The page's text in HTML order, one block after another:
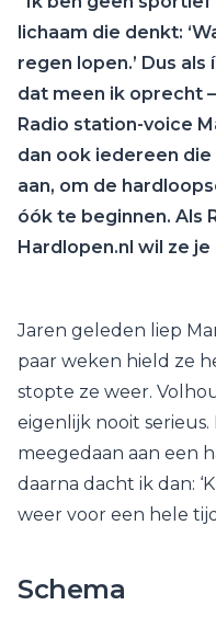
lichaam die denkt:
regen lopen.’ Dus
dat meen ik oprecht
Radio station-voice
dan ook iedereen die
aan, om de
óók te beginnen. Als
Hardlopen.nl wil ze
Jaren geleden liep
paar weken hield ze
stopte ze weer.
eigenlijk nooit
meegedaan aan een
daarna dacht ik dan:
weer voor een hele
Schema